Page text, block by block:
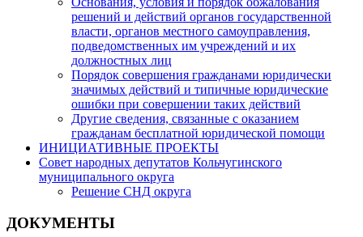
решений и действий органов государственной
власти, органов местного самоуправления,
подведомственных им учреждений и их
должностных лиц
Порядок совершения гражданами юридически
значимых действий и типичные юридические
ошибки при совершении таких действий
Другие сведения, связанные с оказанием
гражданам бесплатной юридической помощи
ИНИЦИАТИВНЫЕ ПРОЕКТЫ
Совет народных депутатов Кольчугинского
муниципального округа
Решение СНД округа
ДОКУМЕНТЫ